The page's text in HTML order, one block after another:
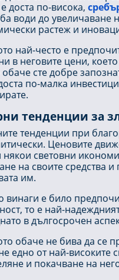
доста по-висока,
води до
растеж и
най-често е
в неговите цени,
обаче сте добре
по-малка
тенденции за
тенденции при
Ценовите
някои световни
на своите средства
им.
винаги е било
то е най-
в дългосрочен
обаче не бива да се
едно от най-високите
и покачване на